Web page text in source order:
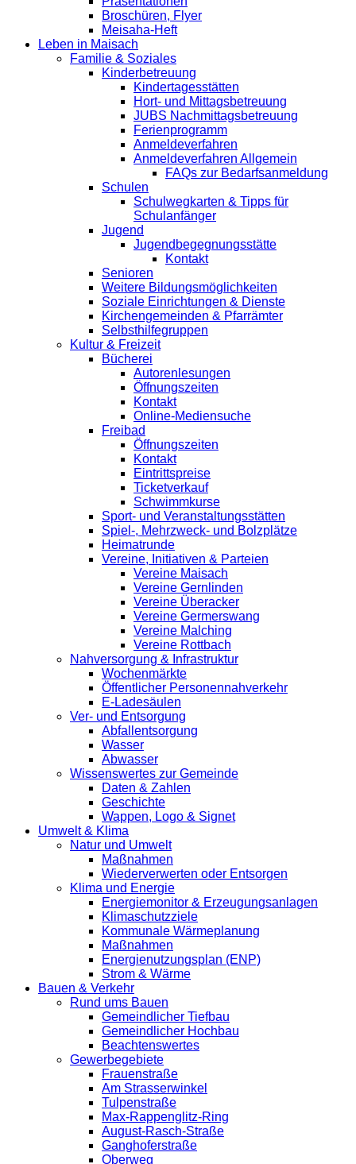
Broschüren, Flyer
Meisaha-Heft
Leben in Maisach
Familie & Soziales
Kinderbetreuung
Kindertagesstätten
Hort- und Mittagsbetreuung
JUBS Nachmittagsbetreuung
Ferienprogramm
Anmeldeverfahren
Anmeldeverfahren Allgemein
FAQs zur Bedarfsanmeldung
Schulen
Schulwegkarten & Tipps für
Schulanfänger
Jugend
Jugendbegegnungsstätte
Kontakt
Senioren
Weitere Bildungsmöglichkeiten
Soziale Einrichtungen & Dienste
Kirchengemeinden & Pfarrämter
Selbsthilfegruppen
Kultur & Freizeit
Bücherei
Autorenlesungen
Öffnungszeiten
Kontakt
Online-Mediensuche
Freibad
Öffnungszeiten
Kontakt
Eintrittspreise
Ticketverkauf
Schwimmkurse
Sport- und Veranstaltungsstätten
Spiel-, Mehrzweck- und Bolzplätze
Heimatrunde
Vereine, Initiativen & Parteien
Vereine Maisach
Vereine Gernlinden
Vereine Überacker
Vereine Germerswang
Vereine Malching
Vereine Rottbach
Nahversorgung & Infrastruktur
Wochenmärkte
Öffentlicher Personennahverkehr
E-Ladesäulen
Ver- und Entsorgung
Abfallentsorgung
Wasser
Abwasser
Wissenswertes zur Gemeinde
Daten & Zahlen
Geschichte
Wappen, Logo & Signet
Umwelt & Klima
Natur und Umwelt
Maßnahmen
Wiederverwerten oder Entsorgen
Klima und Energie
Energiemonitor & Erzeugungsanlagen
Klimaschutzziele
Kommunale Wärmeplanung
Maßnahmen
Energienutzungsplan (ENP)
Strom & Wärme
Bauen & Verkehr
Rund ums Bauen
Gemeindlicher Tiefbau
Gemeindlicher Hochbau
Beachtenswertes
Gewerbegebiete
Frauenstraße
Am Strasserwinkel
Tulpenstraße
Max-Rappenglitz-Ring
August-Rasch-Straße
Ganghoferstraße
Oberweg